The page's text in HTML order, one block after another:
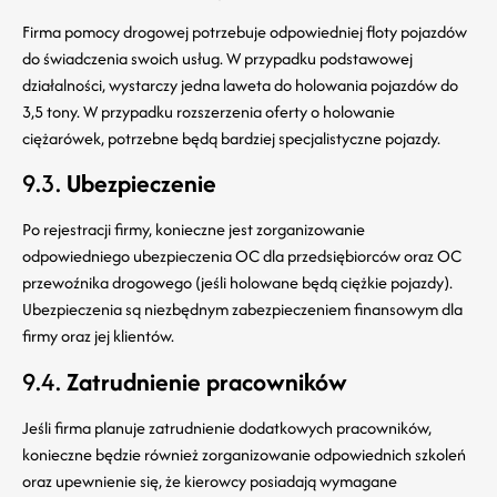
Firma pomocy drogowej potrzebuje odpowiedniej floty pojazdów
do świadczenia swoich usług. W przypadku podstawowej
działalności, wystarczy jedna laweta do holowania pojazdów do
3,5 tony. W przypadku rozszerzenia oferty o holowanie
ciężarówek, potrzebne będą bardziej specjalistyczne pojazdy.
9.3. Ubezpieczenie
Po rejestracji firmy, konieczne jest zorganizowanie
odpowiedniego ubezpieczenia OC dla przedsiębiorców oraz OC
przewoźnika drogowego (jeśli holowane będą ciężkie pojazdy).
Ubezpieczenia są niezbędnym zabezpieczeniem finansowym dla
firmy oraz jej klientów.
9.4.Zatrudnienie pracowników
Jeśli firma planuje zatrudnienie dodatkowych pracowników,
konieczne będzie również zorganizowanie odpowiednich szkoleń
oraz upewnienie się, że kierowcy posiadają wymagane